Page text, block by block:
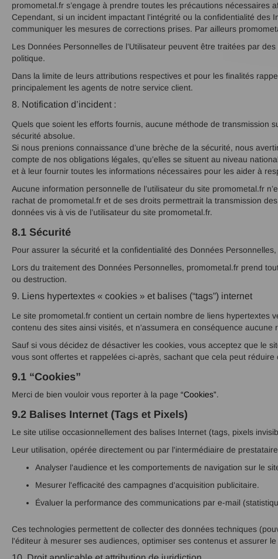
promometal.fr s’engage à prendre toutes les précautions
Cependant, si un incident impactant l’intégrité ou la confidentialité
communiquer les mesures de corrections prises. Par ailleurs
Les Données Personnelles de l’Utilisateur peuvent être traitées par
politique.
Dans la limite de leurs attributions respectives et pour les finalités
principalement les agents de notre service client.
8. Notification d’incident :
Quels que soient les efforts fournis, aucune méthode de transmission
sécurité absolue.
Si nous prenions connaissance d’une brèche de la sécurité, nous
compte de nos obligations légales, qu’elles se situent au niveau
et à leur fournir toutes les informations nécessaires pour les aider à
Aucune information personnelle de l’utilisateur du site promometal.fr
rachat de promometal.fr et de ses droits permettrait la transmission
données vis à vis de l’utilisateur du site promometal.fr.
8.1 Sécurité
Pour assurer la sécurité et la confidentialité des Données
Lors du traitement des Données Personnelles, promometal.fr prend
ou destruction.
9. Liens hypertextes « cookies » et balises (“tags”) internet
Le site promometal.fr contient un certain nombre de liens hypertextes
contenu des sites ainsi visités, et n’assumera en conséquence aucune
Sauf si vous décidez de désactiver les cookies, vous acceptez que le
vous sont offertes et rappelées ci-après, sachant que cela peut
9.1 “Cookies”
Merci de bien vouloir vous reporter à la page “Cookies”.
9.2 Balises Internet (Tags et Pixels)
Le site utilise occasionnellement des balises Internet (tags, pixels
Leur utilisation, opérée directement ou par l'intermédiaire de
Analyser l'audience et les comportements de navigation sur le
Mesurer l'efficacité des campagnes d'acquisition publicitaire.
Évaluer la performance des communications par e-mail
Ces technologies permettent de collecter des données techniques
l'éditeur à mesurer ses audiences, optimiser ses contenus et assurer